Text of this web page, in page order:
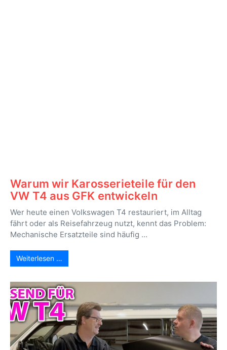
Warum wir Karosserieteile für den
VW T4 aus GFK entwickeln
Wer heute einen Volkswagen T4 restauriert, im Alltag
fährt oder als Reisefahrzeug nutzt, kennt das Problem:
Mechanische Ersatzteile sind häufig ...
Weiterlesen …